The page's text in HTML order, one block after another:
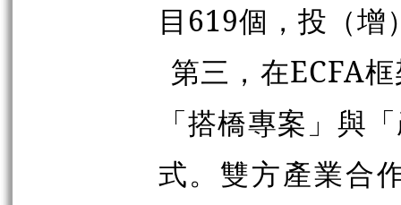
目619個，投（增
第三，在ECFA
「搭橋專案」與
式。雙方產業合